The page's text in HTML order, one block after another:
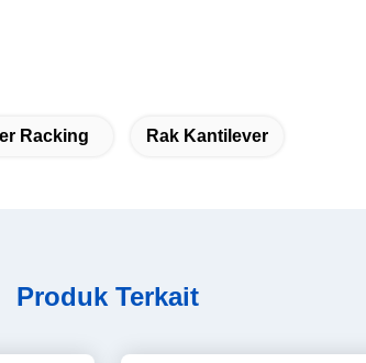
Racking Rak Kantilever
Produk Terkait